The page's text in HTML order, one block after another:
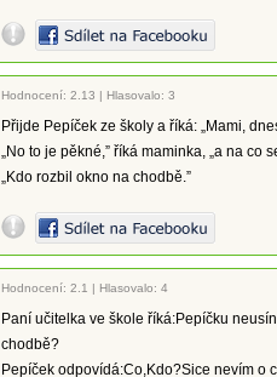
Hodnocení: 2.13 | Hlasovalo: 3
Přijde Pepíček ze školy a říká: „Mami,
„No to je pěkné,” říká maminka, „a na co
„Kdo rozbil okno na chodbě.”
Hodnocení: 2.1 | Hlasovalo: 4
Paní učitelka ve škole říká:Pepíčku
chodbě?
Pepíček odpovídá:Co,Kdo?Sice nevím o